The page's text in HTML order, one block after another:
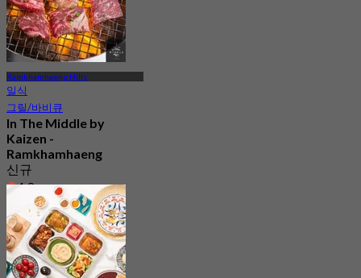
Ramkhamhaeng Hills
일식
그릴/바비큐
In The Middle by
Kaizen -
Ramkhamhaeng
신규
4.9
에서฿ 959